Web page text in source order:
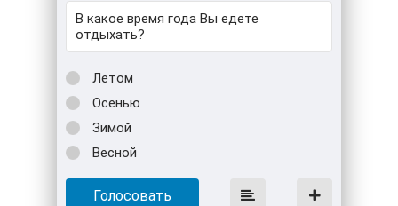
В какое время года Вы едете
отдыхать?
Летом
Осенью
Зимой
Весной
Голосовать